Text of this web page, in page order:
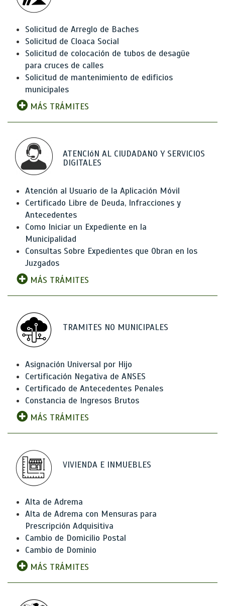
Solicitud de Arreglo de Baches
Solicitud de Cloaca Social
Solicitud de colocación de tubos de desagüe
para cruces de calles
Solicitud de mantenimiento de edificios
municipales
MÁS TRÁMITES
ATENCIóN AL CIUDADANO Y SERVICIOS
DIGITALES
Atención al Usuario de la Aplicación Móvil
Certificado Libre de Deuda, Infracciones y
Antecedentes
Como Iniciar un Expediente en la
Municipalidad
Consultas Sobre Expedientes que Obran en los
Juzgados
MÁS TRÁMITES
TRAMITES NO MUNICIPALES
Asignación Universal por Hijo
Certificación Negativa de ANSES
Certificado de Antecedentes Penales
Constancia de Ingresos Brutos
MÁS TRÁMITES
VIVIENDA E INMUEBLES
Alta de Adrema
Alta de Adrema con Mensuras para
Prescripción Adquisitiva
Cambio de Domicilio Postal
Cambio de Dominio
MÁS TRÁMITES